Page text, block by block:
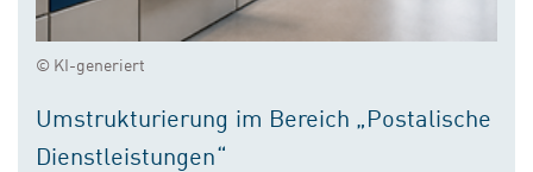
© KI-generiert
Umstrukturierung im Bereich „Postalische
Dienstleistungen“